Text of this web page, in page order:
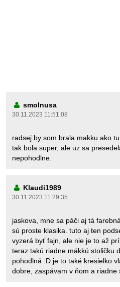
smolnusa
30.11.2023 11:51:08
radsej by som brala makku ako
tak bola super, ale uz sa
nepohodlne.
Klaudi1989
30.11.2023 11:29:35
jaskova, mne sa páči aj tá
sú proste klasika. tuto aj ten
vyzerá byť fajn, ale nie je to až
teraz takú riadne mäkkú stoličku
pohodlná :D je to také kresielko
dobre, zaspávam v ňom a